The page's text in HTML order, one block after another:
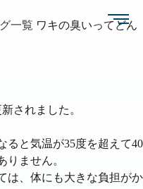
一覧 ワキの臭いってどん
されました。
ると気温が35度を超えて40
りません。
は、体にも大きな負担がか